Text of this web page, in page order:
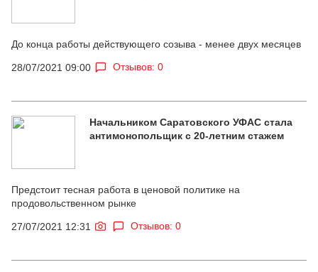
До конца работы действующего созыва - менее двух месяцев
28/07/2021 09:00 Отзывов: 0
Начальником Саратовского УФАС стала
антимонопольщик с 20-летним стажем
Предстоит тесная работа в ценовой политике на
продовольственном рынке
27/07/2021 12:31 Отзывов: 0